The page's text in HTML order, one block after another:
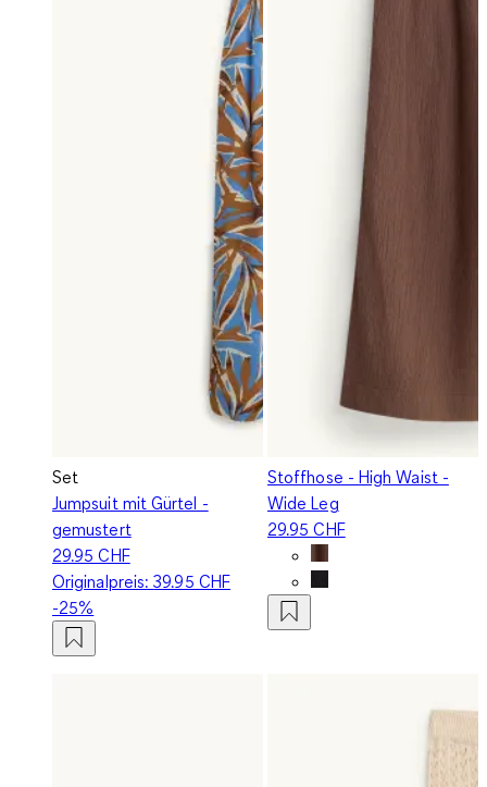
Set
Jumpsuit mit Gürtel -
gemustert
29.95 CHF
Originalpreis:39.95 CHF
-25%
Stoffhose - High Waist -
Wide Leg
29.95 CHF